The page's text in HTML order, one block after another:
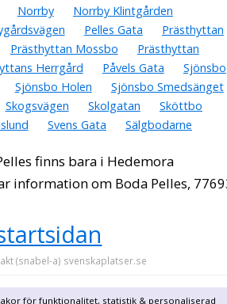
för funktionalitet, statistik & personaliserad
Norrby
Norrby Klintgården
Pelles Gata
Prästhyttan
Prästhyttan Mossbo
Prästhyttan
Herrgård Påvels Gata
Sjönsbo
Sjönsbo Holen
Sjönsbo Smedsänget
Skogsvägen Skolgatan
Sköttbo
Svens Gata
Sälgbodarne
finns bara i Hedemora
information om Boda Pelles,
(snabel-a) svenskaplatser.se